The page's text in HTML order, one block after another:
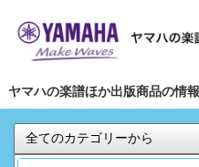
ヤマハの楽譜ほか出版商品の情報